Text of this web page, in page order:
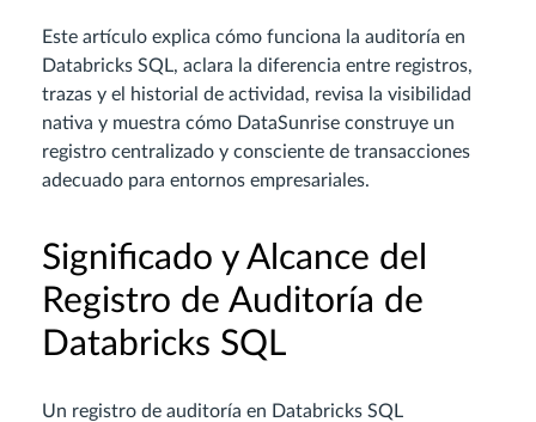
Este artículo explica cómo funciona la auditoría en
Databricks SQL, aclara la diferencia entre registros,
trazas y el historial de actividad, revisa la visibilidad
nativa y muestra cómo DataSunrise construye un
registro centralizado y consciente de transacciones
adecuado para entornos empresariales.
Significado y Alcance del
Registro de Auditoría de
Databricks SQL
Un registro de auditoría en Databricks SQL